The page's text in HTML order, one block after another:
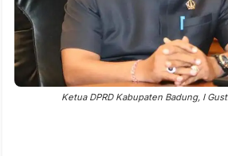
Ketua DPRD Kabupaten Badung, I